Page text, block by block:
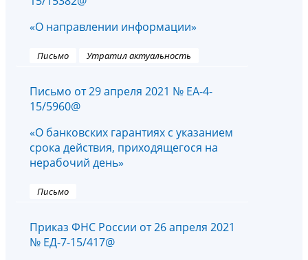
«О направлении информации»
Письмо Утратил актуальность
Письмо от 29 апреля 2021 № ЕА-4-
15/5960@
«О банковских гарантиях с указанием
срока действия, приходящегося на
нерабочий день»
Письмо
Приказ ФНС России от 26 апреля 2021
№ ЕД-7-15/417@